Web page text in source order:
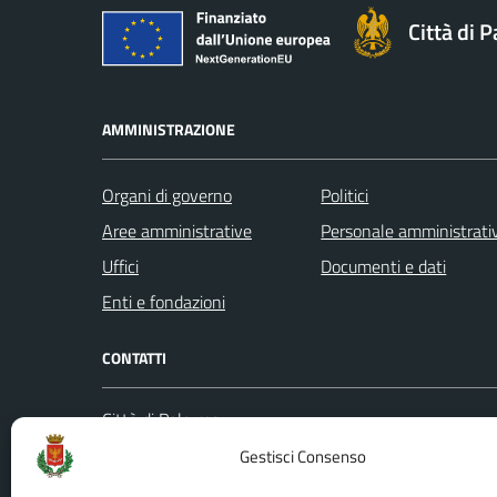
Gestisci Consenso
Città di
AMMINISTRAZIONE
Organi di governo
Aree amministrative
Uffici
Enti e fondazioni
Politici
Personale
Documenti e dati
CONTATTI
Città di Palermo
Codice fiscale / P. IVA:80016350821
Leggi le